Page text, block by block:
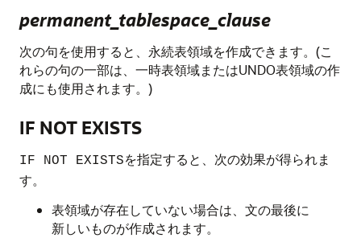
permanent_tablespace_clause
次の句を使用すると、永続表領域を作成できます。(こ
れらの句の一部は、一時表領域またはUNDO表領域の作
成にも使用されます。)
IF NOT EXISTS
IF NOT EXISTSを指定すると、次の効果が得られま
す。
表領域が存在していない場合は、文の最後に
新しいものが作成されます。